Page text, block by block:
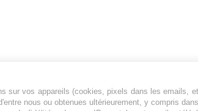
Jeunesfooteux est un média sportif qui
sur vos appareils (cookies, pixels dans les emails,
nous ou obtenues ultérieurement, y compris